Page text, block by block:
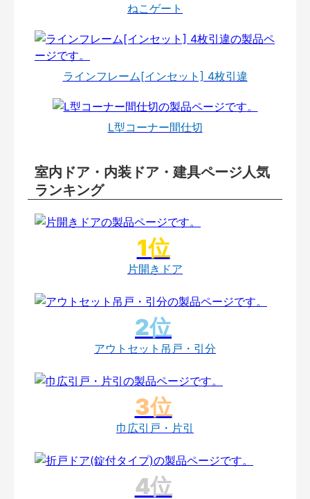
ねこゲート
ラインフレーム[インセット] 4枚引違
L型コーナー間仕切
室内ドア・内装ドア・建具ページ人気
ランキング
片開きドア
アウトセット吊戸・引分
巾広引戸・片引